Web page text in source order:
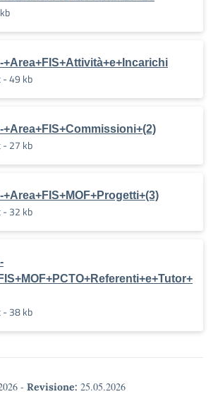
+Area+FIS+Attività+e+Incarichi
- 49 kb
+Area+FIS+Commissioni+(2)
- 27 kb
+Area+FIS+MOF+Progetti+(3)
- 32 kb
- 38 kb
- Revisione: 25.05.2026